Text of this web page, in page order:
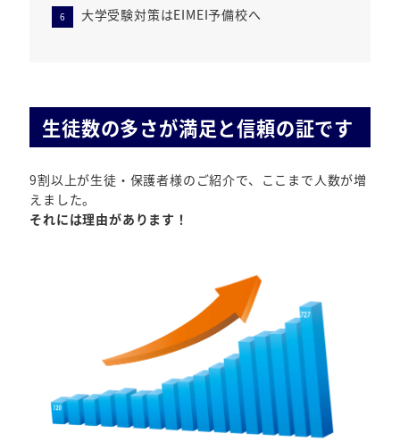
大学受験対策はEIMEI予備校へ
生徒数の多さが満足と信頼の証です
9割以上が生徒・保護者様のご紹介で、ここまで人数が増
えました。
それには理由があります！